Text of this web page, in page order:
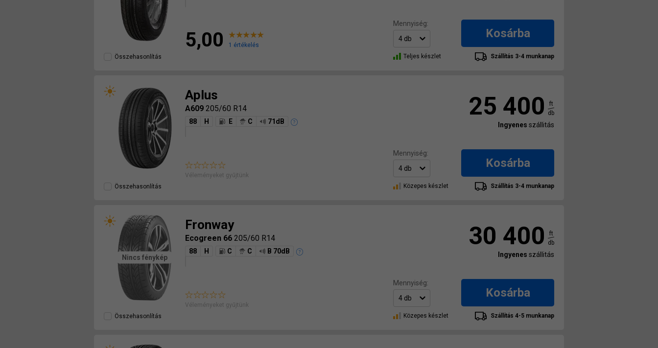
5,00
1 értékelés
Összehasonlítás
Mennyiség:
Kosárba
Teljes készlet Szállítás 3-4 munkanap
Aplus
A609 205/60 R14
88 H E C 71dB
Véleményeket gyűjtünk
Összehasonlítás
25 400
ft
db
Ingyenes szállitás
Mennyiség:
Kosárba
Közepes készlet Szállítás 3-4 munkanap
Fronway
Ecogreen 66 205/60 R14
88 H C C B 70dB
Véleményeket gyűjtünk
Nincs fénykép
Összehasonlítás
30 400
ft
db
Ingyenes szállitás
Mennyiség:
Kosárba
Közepes készlet Szállítás 4-5 munkanap